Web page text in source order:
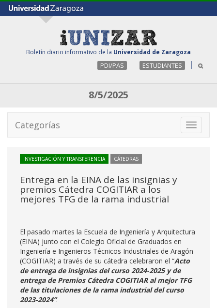
Boletín diario informativo de la Universidad de Zaragoza
PDI/PAS ESTUDIANTES
8/5/2025
Toggle
Categorías
INVESTIGACIÓN Y TRANSFERENCIA CÁTEDRAS
Entrega en la EINA de las insignias y
premios Cátedra COGITIAR a los
mejores TFG de la rama industrial
El pasado martes la Escuela de Ingeniería y Arquitectura
(EINA) junto con el Colegio Oficial de Graduados en
Ingeniería e Ingenieros Técnicos Industriales de Aragón
(COGITIAR) a través de su cátedra celebraron el “Acto
de entrega de insignias del curso 2024-2025 y de
entrega de Premios Cátedra COGITIAR al mejor TFG
de las titulaciones de la rama industrial del curso
2023-2024”.